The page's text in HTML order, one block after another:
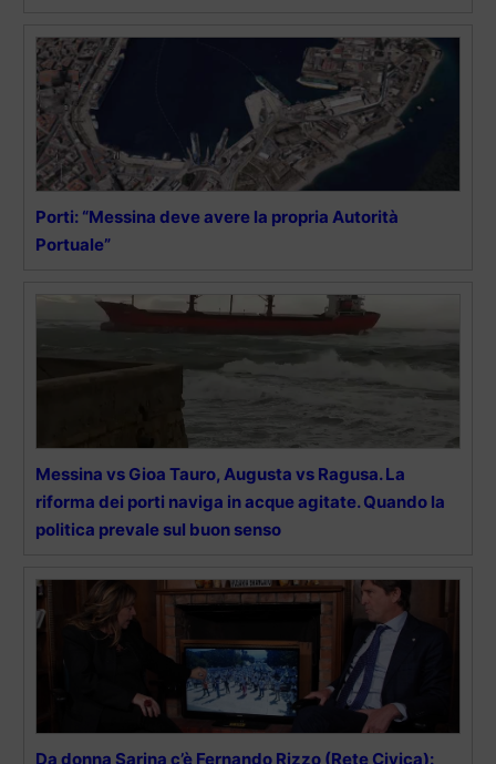
Porti: “Messina deve avere la propria Autorità
Portuale”
Messina vs Gioa Tauro, Augusta vs Ragusa. La
riforma dei porti naviga in acque agitate. Quando la
politica prevale sul buon senso
Da donna Sarina c’è Fernando Rizzo (Rete Civica):